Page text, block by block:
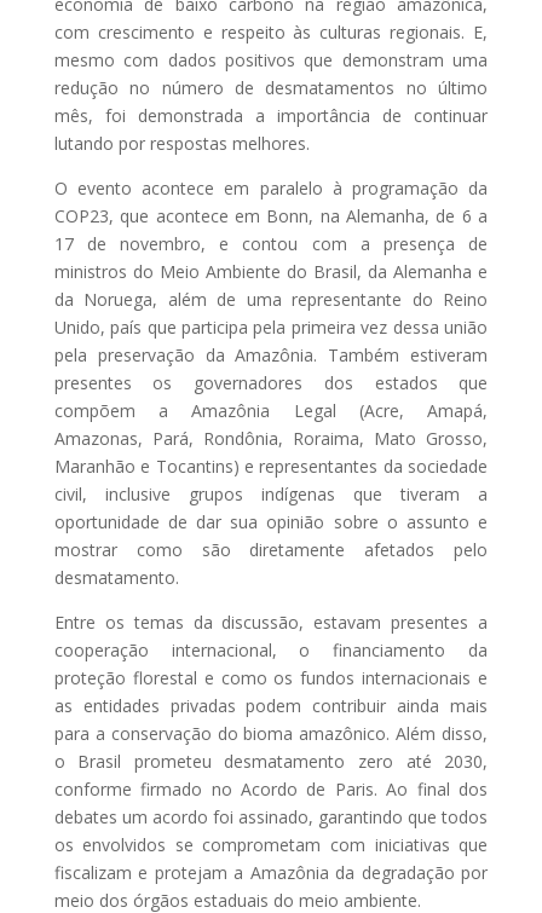
com crescimento e respeito às culturas regionais. E,
mesmo com dados positivos que demonstram uma
redução no número de desmatamentos no último
mês, foi demonstrada a importância de continuar
lutando por respostas melhores.
O evento acontece em paralelo à programação da
COP23, que acontece em Bonn, na Alemanha, de 6 a
17 de novembro, e contou com a presença de
ministros do Meio Ambiente do Brasil, da Alemanha e
da Noruega, além de uma representante do Reino
Unido, país que participa pela primeira vez dessa união
pela preservação da Amazônia. Também estiveram
presentes os governadores dos estados que
compõem a Amazônia Legal (Acre, Amapá,
Amazonas, Pará, Rondônia, Roraima, Mato Grosso,
Maranhão e Tocantins) e representantes da sociedade
civil, inclusive grupos indígenas que tiveram a
oportunidade de dar sua opinião sobre o assunto e
mostrar como são diretamente afetados pelo
desmatamento.
Entre os temas da discussão, estavam presentes a
cooperação internacional, o financiamento da
proteção florestal e como os fundos internacionais e
as entidades privadas podem contribuir ainda mais
para a conservação do bioma amazônico. Além disso,
o Brasil prometeu desmatamento zero até 2030,
conforme firmado no Acordo de Paris. Ao final dos
debates um acordo foi assinado, garantindo que todos
os envolvidos se comprometam com iniciativas que
fiscalizam e protejam a Amazônia da degradação por
meio dos órgãos estaduais do meio ambiente.